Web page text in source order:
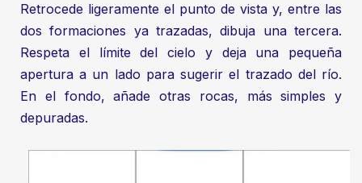
Retrocede ligeramente el punto de vista y, entre las
dos formaciones ya trazadas, dibuja una tercera.
Respeta el límite del cielo y deja una pequeña
apertura a un lado para sugerir el trazado del río.
En el fondo, añade otras rocas, más simples y
depuradas.